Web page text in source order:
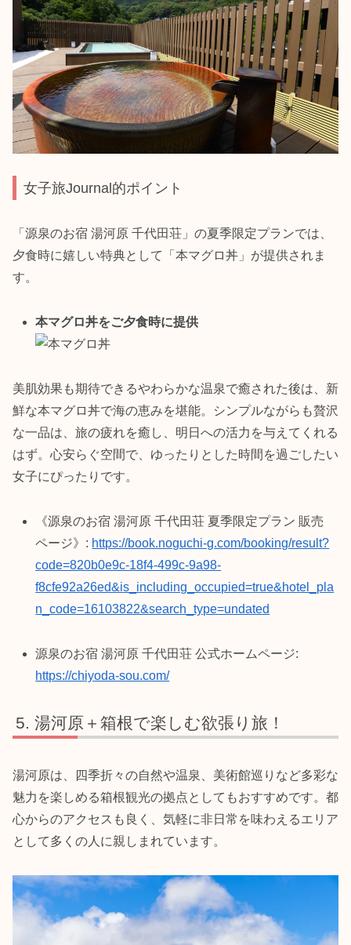
女子旅Journal的ポイント
「源泉のお宿 湯河原 千代田荘」の夏季限定プランでは、
夕食時に嬉しい特典として「本マグロ丼」が提供されま
す。
本マグロ丼をご夕食時に提供
美肌効果も期待できるやわらかな温泉で癒された後は、新
鮮な本マグロ丼で海の恵みを堪能。シンプルながらも贅沢
な一品は、旅の疲れを癒し、明日への活力を与えてくれる
はず。心安らぐ空間で、ゆったりとした時間を過ごしたい
女子にぴったりです。
《源泉のお宿 湯河原 千代田荘 夏季限定プラン 販売
ページ》: https://book.noguchi-g.com/booking/result?
code=820b0e9c-18f4-499c-9a98-
f8cfe92a26ed&is_including_occupied=true&hotel_pla
n_code=16103822&search_type=undated
源泉のお宿 湯河原 千代田荘 公式ホームページ:
https://chiyoda-sou.com/
湯河原＋箱根で楽しむ欲張り旅！
湯河原は、四季折々の自然や温泉、美術館巡りなど多彩な
魅力を楽しめる箱根観光の拠点としてもおすすめです。都
心からのアクセスも良く、気軽に非日常を味わえるエリア
として多くの人に親しまれています。